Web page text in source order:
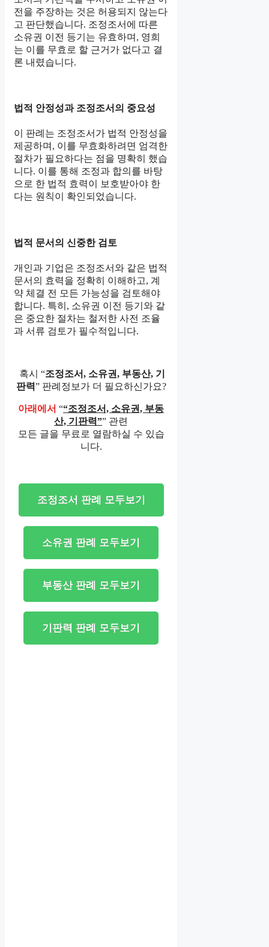
전을 주장하는 것은 허용되지 않는다
고 판단했습니다. 조정조서에 따른
소유권 이전 등기는 유효하며, 영희
는 이를 무효로 할 근거가 없다고 결
론 내렸습니다.
법적 안정성과 조정조서의 중요성
이 판례는 조정조서가 법적 안정성을
제공하며, 이를 무효화하려면 엄격한
절차가 필요하다는 점을 명확히 했습
니다. 이를 통해 조정과 합의를 바탕
으로 한 법적 효력이 보호받아야 한
다는 원칙이 확인되었습니다.
법적 문서의 신중한 검토
개인과 기업은 조정조서와 같은 법적
문서의 효력을 정확히 이해하고, 계
약 체결 전 모든 가능성을 검토해야
합니다. 특히, 소유권 이전 등기와 같
은 중요한 절차는 철저한 사전 조율
과 서류 검토가 필수적입니다.
혹시 “조정조서, 소유권, 부동산, 기
판력” 판례정보가 더 필요하신가요?
아래에서 ““조정조서, 소유권, 부동
산, 기판력”” 관련
모든 글을 무료로 열람하실 수 있습
니다.
조정조서 판례 모두보기
소유권 판례 모두보기
부동산 판례 모두보기
기판력 판례 모두보기